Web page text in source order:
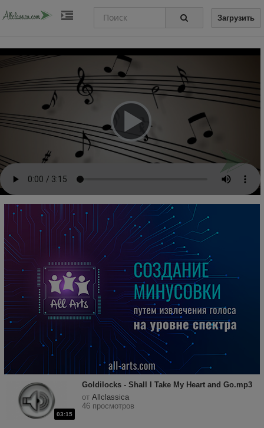
Загрузить
03:15
Goldilocks - Shall I Take My Heart and Go.mp3
от Allclassica
46 просмотров